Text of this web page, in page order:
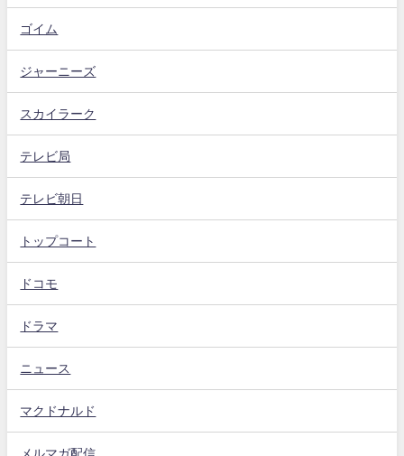
ゴイム
ジャーニーズ
スカイラーク
テレビ局
テレビ朝日
トップコート
ドコモ
ドラマ
ニュース
マクドナルド
メルマガ配信